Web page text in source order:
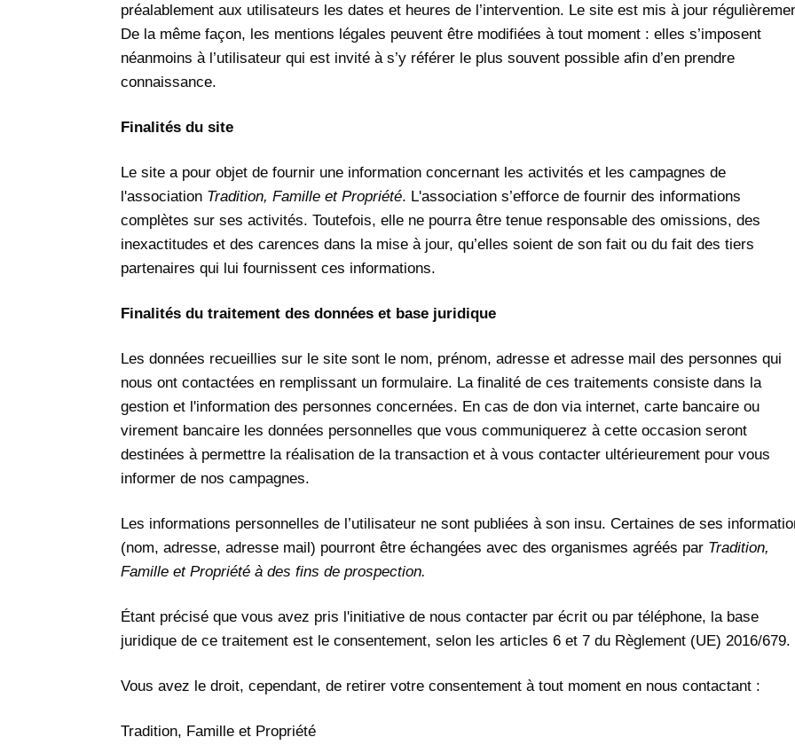
préalablement aux utilisateurs les dates et heures de l’intervention. Le site est mis à jour
De la même façon, les mentions légales peuvent être modifiées à tout moment : elles s’imposent
néanmoins à l’utilisateur qui est invité à s’y référer le plus souvent possible afin d’en prendre
connaissance.
Finalités du site
Le site a pour objet de fournir une information concernant les activités et les campagnes de
l'association Tradition, Famille et Propriété. L'association s’efforce de fournir des informations
complètes sur ses activités. Toutefois, elle ne pourra être tenue responsable des omissions, des
inexactitudes et des carences dans la mise à jour, qu’elles soient de son fait ou du fait des tiers
partenaires qui lui fournissent ces informations.
Finalités du traitement des données et base juridique
Les données recueillies sur le site sont le nom, prénom, adresse et adresse mail des personnes qui
nous ont contactées en remplissant un formulaire. La finalité de ces traitements consiste dans la
gestion et l'information des personnes concernées. En cas de don via internet, carte bancaire ou
virement bancaire les données personnelles que vous communiquerez à cette occasion seront
destinées à permettre la réalisation de la transaction et à vous contacter ultérieurement pour vous
informer de nos campagnes.
Les informations personnelles de l’utilisateur ne sont publiées à son insu. Certaines de ses
(nom, adresse, adresse mail) pourront être échangées avec des organismes agréés par Tradition,
Famille et Propriété à des fins de prospection.
Étant précisé que vous avez pris l'initiative de nous contacter par écrit ou par téléphone, la base
juridique de ce traitement est le consentement, selon les articles 6 et 7 du Règlement (UE) 2016/679.
Vous avez le droit, cependant, de retirer votre consentement à tout moment en nous contactant :
Tradition, Famille et Propriété